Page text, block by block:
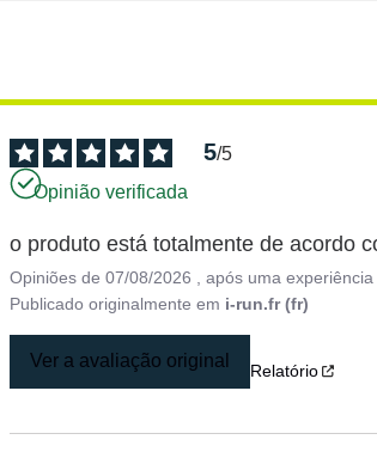
5/5
Opinião verificada
o produto está totalmente de acordo
Opiniões de07/08/2026 , após uma experiência
Publicado originalmente em i-run.fr (fr)
Ver a avaliação original Relatório